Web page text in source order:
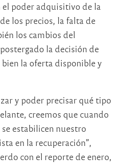
el poder adquisitivo de la
los precios, la falta de
los cambios del
la decisión de
la oferta disponible y
y poder precisar qué tipo
creemos que cuando
estabilicen nuestro
en la recuperación”,
con el reporte de enero,